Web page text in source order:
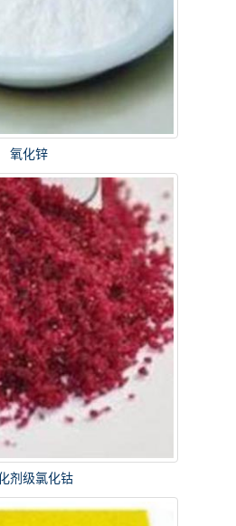
氧化锌
剂级氯化钴